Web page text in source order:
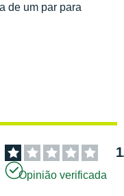
de um par para
1
Opinião verificada